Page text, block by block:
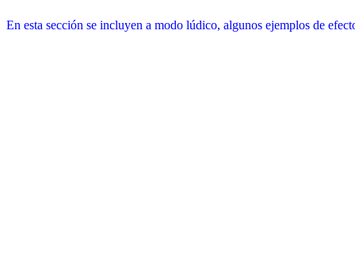
En esta sección se incluyen a modo lúdico, algunos ejemplos de